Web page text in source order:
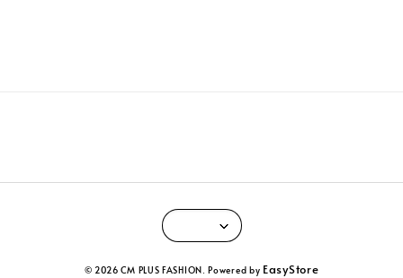
© 2026 CM PLUS FASHION. Powered by EasyStore